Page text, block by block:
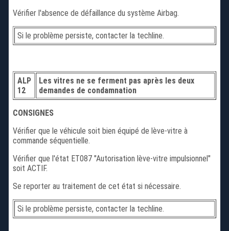
Vérifier l'absence de défaillance du système Airbag.
Si le problème persiste, contacter la techline.
ALP
12
Les vitres ne se ferment pas après les deux
demandes de condamnation
CONSIGNES
Vérifier que le véhicule soit bien équipé de lève-vitre à
commande séquentielle.
Vérifier que l'état ET087 "Autorisation lève-vitre impulsionnel"
soit ACTIF.
Se reporter au traitement de cet état si nécessaire.
Si le problème persiste, contacter la techline.